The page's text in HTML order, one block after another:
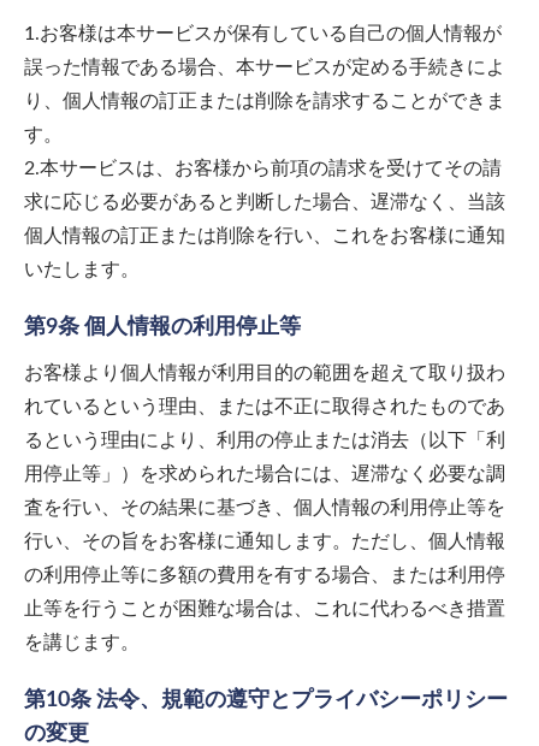
1.お客様は本サービスが保有している自己の個人情報が
誤った情報である場合、本サービスが定める手続きによ
り、個人情報の訂正または削除を請求することができま
す。
2.本サービスは、お客様から前項の請求を受けてその請
求に応じる必要があると判断した場合、遅滞なく、当該
個人情報の訂正または削除を行い、これをお客様に通知
いたします。
第9条 個人情報の利用停止等
お客様より個人情報が利用目的の範囲を超えて取り扱わ
れているという理由、または不正に取得されたものであ
るという理由により、利用の停止または消去（以下「利
用停止等」）を求められた場合には、遅滞なく必要な調
査を行い、その結果に基づき、個人情報の利用停止等を
行い、その旨をお客様に通知します。ただし、個人情報
の利用停止等に多額の費用を有する場合、または利用停
止等を行うことが困難な場合は、これに代わるべき措置
を講じます。
第10条 法令、規範の遵守とプライバシーポリシー
の変更